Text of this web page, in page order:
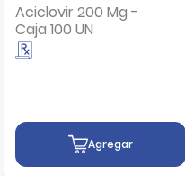
Aciclovir 200 Mg -
Caja 100 UN
Agregar